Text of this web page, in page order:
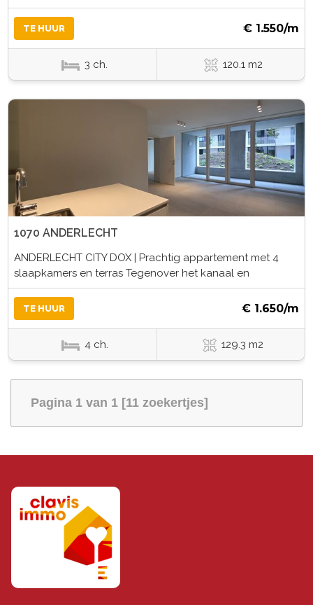
TE HUUR € 1.550/m
3 ch. 120.1 m2
1070 ANDERLECHT
ANDERLECHT CITY DOX | Prachtig appartement met 4
slaapkamers en terras Tegenover het kanaal en
TE HUUR € 1.650/m
4 ch. 129.3 m2
Pagina 1 van 1 [11 zoekertjes]